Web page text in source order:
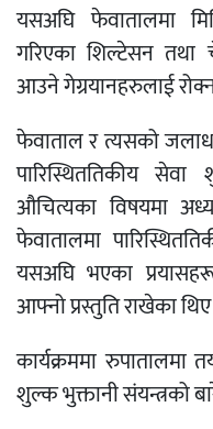
यसअघि फेवातालमा
गरिएका शिल्टेसन
आउने गेग्रयानहरुलाई
फेवाताल र त्यसको
पारिस्थिततिकीय
औचित्यका विषयमा
फेवातालमा
यसअघि भएका
आफ्नो प्रस्तुति राखेका थिए
कार्यक्रममा रुपातालमा
शुल्क भुक्तानी संयन्त्रको